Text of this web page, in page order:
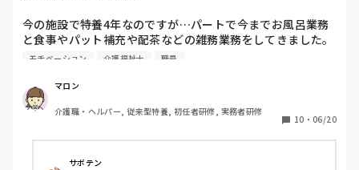
今の施設で特養4年なのですが…パートで今までお風呂業務
と食事やパット補充や配茶などの雑務業務をしてきました。
たり、不規則勤務を6月から始めたのですが…
早出業務は慣れたかも？遅出業務は、服薬とご飯とかで押し
どっちも自分の中でちゃんも出来てるのかも分かりません…
モチベーション 介護福祉士 職員
マロン
介護職・ヘルパー, 従来型特養, 初任者研修, 実務者研修
10 ・ 06/20
サボテン